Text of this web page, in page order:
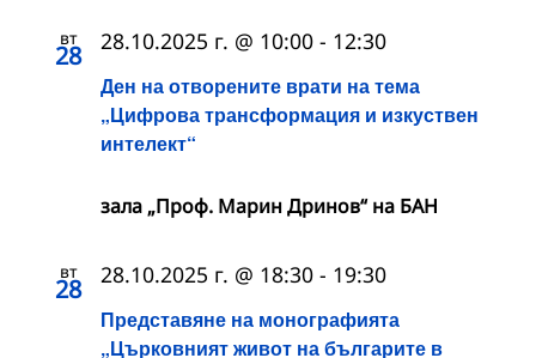
вт
28
Ден на отворените врати на тема
„Цифрова трансформация и изкуствен
интелект“
28.10.2025 г. @ 10:00 - 12:30
зала „Проф. Марин Дринов“ на БАН
вт
28
Представяне на монографията
„Църковният живот на българите в
28.10.2025 г. @ 18:30 - 19:30